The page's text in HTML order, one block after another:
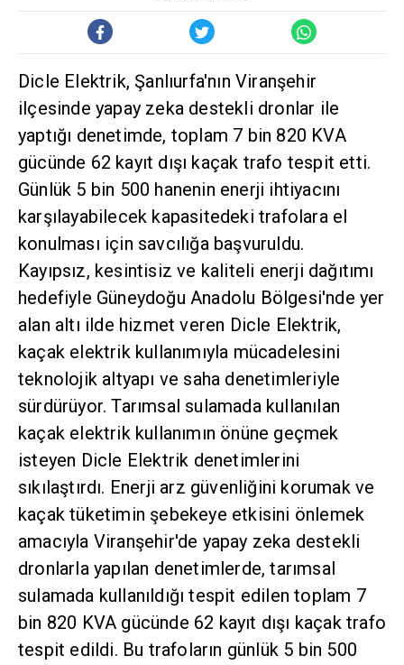
Dicle Elektrik, Şanlıurfa'nın Viranşehir
ilçesinde yapay zeka destekli dronlar ile
yaptığı denetimde, toplam 7 bin 820 KVA
gücünde 62 kayıt dışı kaçak trafo tespit etti.
Günlük 5 bin 500 hanenin enerji ihtiyacını
karşılayabilecek kapasitedeki trafolara el
konulması için savcılığa başvuruldu.
Kayıpsız, kesintisiz ve kaliteli enerji dağıtımı
hedefiyle Güneydoğu Anadolu Bölgesi'nde yer
alan altı ilde hizmet veren Dicle Elektrik,
kaçak elektrik kullanımıyla mücadelesini
teknolojik altyapı ve saha denetimleriyle
sürdürüyor. Tarımsal sulamada kullanılan
kaçak elektrik kullanımın önüne geçmek
isteyen Dicle Elektrik denetimlerini
sıkılaştırdı. Enerji arz güvenliğini korumak ve
kaçak tüketimin şebekeye etkisini önlemek
amacıyla Viranşehir'de yapay zeka destekli
dronlarla yapılan denetimlerde, tarımsal
sulamada kullanıldığı tespit edilen toplam 7
bin 820 KVA gücünde 62 kayıt dışı kaçak trafo
tespit edildi. Bu trafoların günlük 5 bin 500